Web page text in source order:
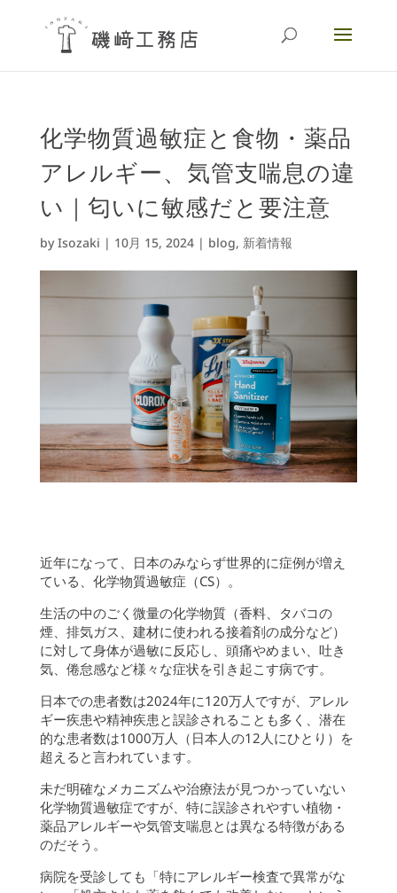
化学物質過敏症と食物・薬品
アレルギー、気管支喘息の違
い｜匂いに敏感だと要注意
byIsozaki | 10月 15, 2024| blog, 新着情報
近年になって、日本のみならず世界的に症例が増え
ている、化学物質過敏症（CS）。
生活の中のごく微量の化学物質（香料、タバコの
煙、排気ガス、建材に使われる接着剤の成分など）
に対して身体が過敏に反応し、頭痛やめまい、吐き
気、倦怠感など様々な症状を引き起こす病です。
日本での患者数は2024年に120万人ですが、アレル
ギー疾患や精神疾患と誤診されることも多く、潜在
的な患者数は1000万人（日本人の12人にひとり）を
超えると言われています。
未だ明確なメカニズムや治療法が見つかっていない
化学物質過敏症ですが、特に誤診されやすい植物・
薬品アレルギーや気管支喘息とは異なる特徴がある
のだそう。
病院を受診しても「特にアレルギー検査で異常がな